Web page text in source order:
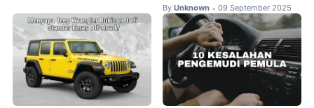
By Unknown • 09 September 2025